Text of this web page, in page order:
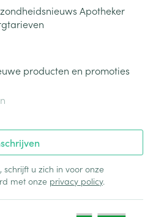
Apotheker
producten en promoties
schrijft u zich in voor onze
met onze privacy policy.